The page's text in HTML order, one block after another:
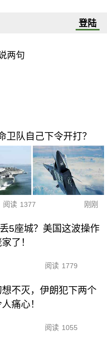
登陆
两句
卫队自己下令开打？
阅读 1377 刚刚
5座城？美国这波操作
了！
阅读 1779
不灭，伊朗犯下两个
痛心！
阅读 1055